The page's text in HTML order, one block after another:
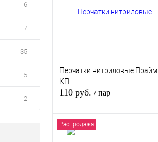
6
7
35
5
2
Перчатки нитриловые Прайм
КП
110 руб. / пар
Распродажа